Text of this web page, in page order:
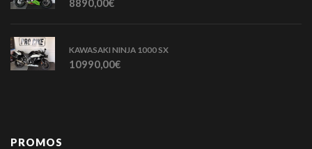
8890,00€
KAWASAKI NINJA 1000 SX
10990,00€
PROMOS